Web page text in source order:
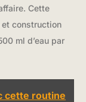
Cette
construction
ml d’eau par
cette routine